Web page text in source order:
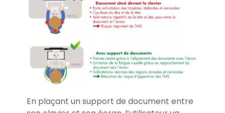
En plaçant un support de document entre